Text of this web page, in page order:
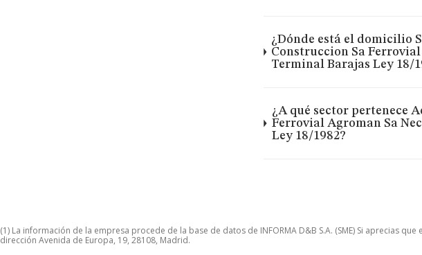
¿Dónde está el domicilio
Construccion Sa Ferrovial
Terminal Barajas Ley 18/
¿A qué sector pertenece
Ferrovial Agroman Sa
Ley 18/1982?
(1) La información de la empresa procede de la base de datos de INFORMA D&B S.A. (SME) Si aprecias
dirección Avenida de Europa, 19, 28108, Madrid.